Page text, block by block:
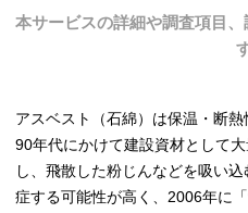
本サービスの詳細や調査項目
アスベスト（石綿）は保温・断
90年代にかけて建設資材として
し、飛散した粉じんなどを吸い
症する可能性が高く、2006年に